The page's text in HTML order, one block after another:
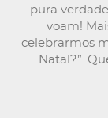
pura
voam!
celebrarmos
Natal?”.